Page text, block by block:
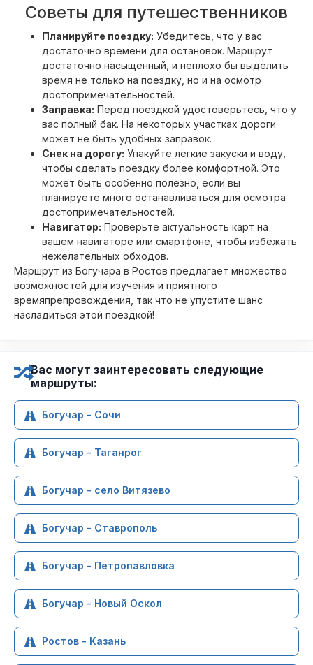
Советы для путешественников
Планируйте поездку: Убедитесь, что у вас
достаточно времени для остановок. Маршрут
достаточно насыщенный, и неплохо бы выделить
время не только на поездку, но и на осмотр
достопримечательностей.
Заправка: Перед поездкой удостоверьтесь, что у
вас полный бак. На некоторых участках дороги
может не быть удобных заправок.
Снек на дорогу: Упакуйте лёгкие закуски и воду,
чтобы сделать поездку более комфортной. Это
может быть особенно полезно, если вы
планируете много останавливаться для осмотра
достопримечательностей.
Навигатор: Проверьте актуальность карт на
вашем навигаторе или смартфоне, чтобы избежать
нежелательных обходов.
Маршрут из Богучара в Ростов предлагает множество
возможностей для изучения и приятного
времяпрепровождения, так что не упустите шанс
насладиться этой поездкой!
Вас могут заинтересовать следующие
маршруты:
Богучар - Сочи
Богучар - Таганрог
Богучар - село Витязево
Богучар - Ставрополь
Богучар - Петропавловка
Богучар - Новый Оскол
Ростов - Казань